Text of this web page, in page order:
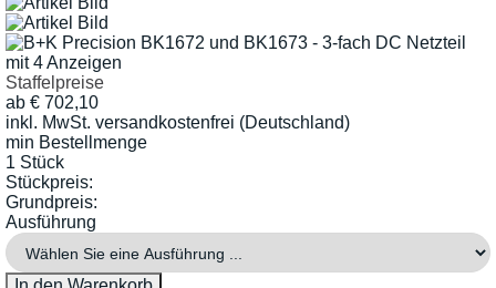
Staffelpreise
ab € 702,10
inkl. MwSt. versandkostenfrei (Deutschland)
min Bestellmenge
1 Stück
Stückpreis:
Grundpreis:
Ausführung